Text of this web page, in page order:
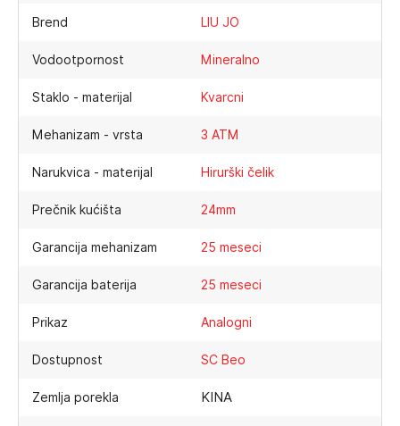
Brend LIU JO
Vodootpornost Mineralno
Staklo - materijal Kvarcni
Mehanizam - vrsta 3 ATM
Narukvica - materijal Hirurški čelik
Prečnik kućišta 24mm
Garancija mehanizam 25 meseci
Garancija baterija 25 meseci
Prikaz Analogni
Dostupnost SC Beo
Zemlja porekla KINA